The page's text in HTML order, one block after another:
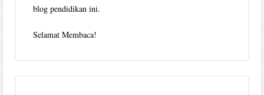
blog pendidikan ini.
Selamat Membaca!